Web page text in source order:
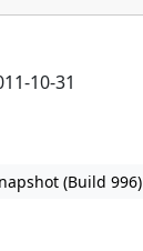
10-31
(Build 996)